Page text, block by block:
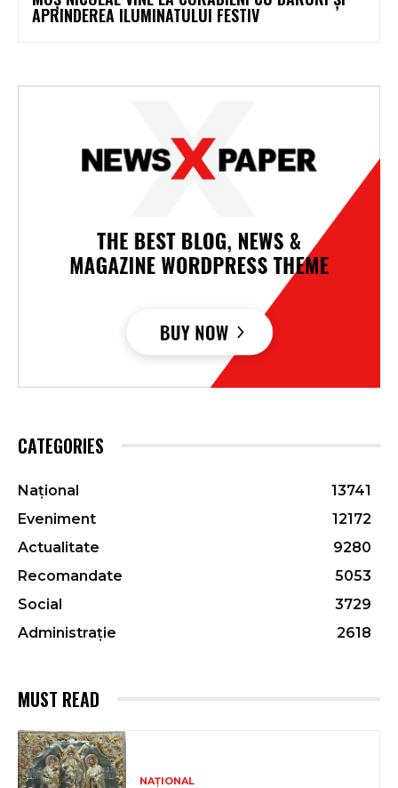
APRINDEREA ILUMINATULUI FESTIV
CATEGORIES
Național
13741
Eveniment
12172
Actualitate
9280
Recomandate
5053
Social
3729
Administrație
2618
MUST READ
NAȚIONAL